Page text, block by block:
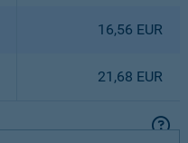
16,56 EUR
21,68 EUR